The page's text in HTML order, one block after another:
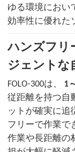
ゆる環境におい
効率性に優れた
ハンズフリ
ジェントな
FOLO-300は、 1
従距離を持つ自
ットが確実に追
フリーで作業で
作業や長距離の